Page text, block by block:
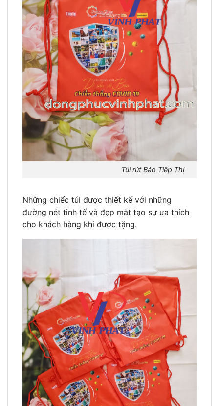
Túi rút Báo Tiếp Thị
Những chiếc túi được thiết kế với những
đường nét tinh tế và đẹp mắt tạo sự ưa thích
cho khách hàng khi được tặng.